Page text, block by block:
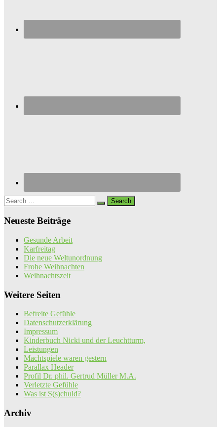
Search
for:
Neueste Beiträge
Gesunde Arbeit
Karfreitag
Die neue Weltunordnung
Frohe Weihnachten
Weihnachtszeit
Weitere Seiten
Befreite Gefühle
Datenschutzerklärung
Impressum
Kinderbuch Nicki und der Leuchtturm,
Leistungen
Machtspiele waren gestern
Parallax Header
Profil Dr. phil. Gertrud Müller M.A.
Verletzte Gefühle
Was ist S(s)chuld?
Archiv